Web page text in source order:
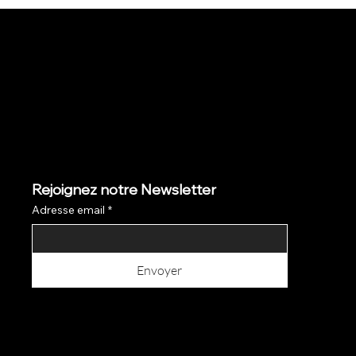
Rejoignez notre Newsletter
Adresse email *
Envoyer